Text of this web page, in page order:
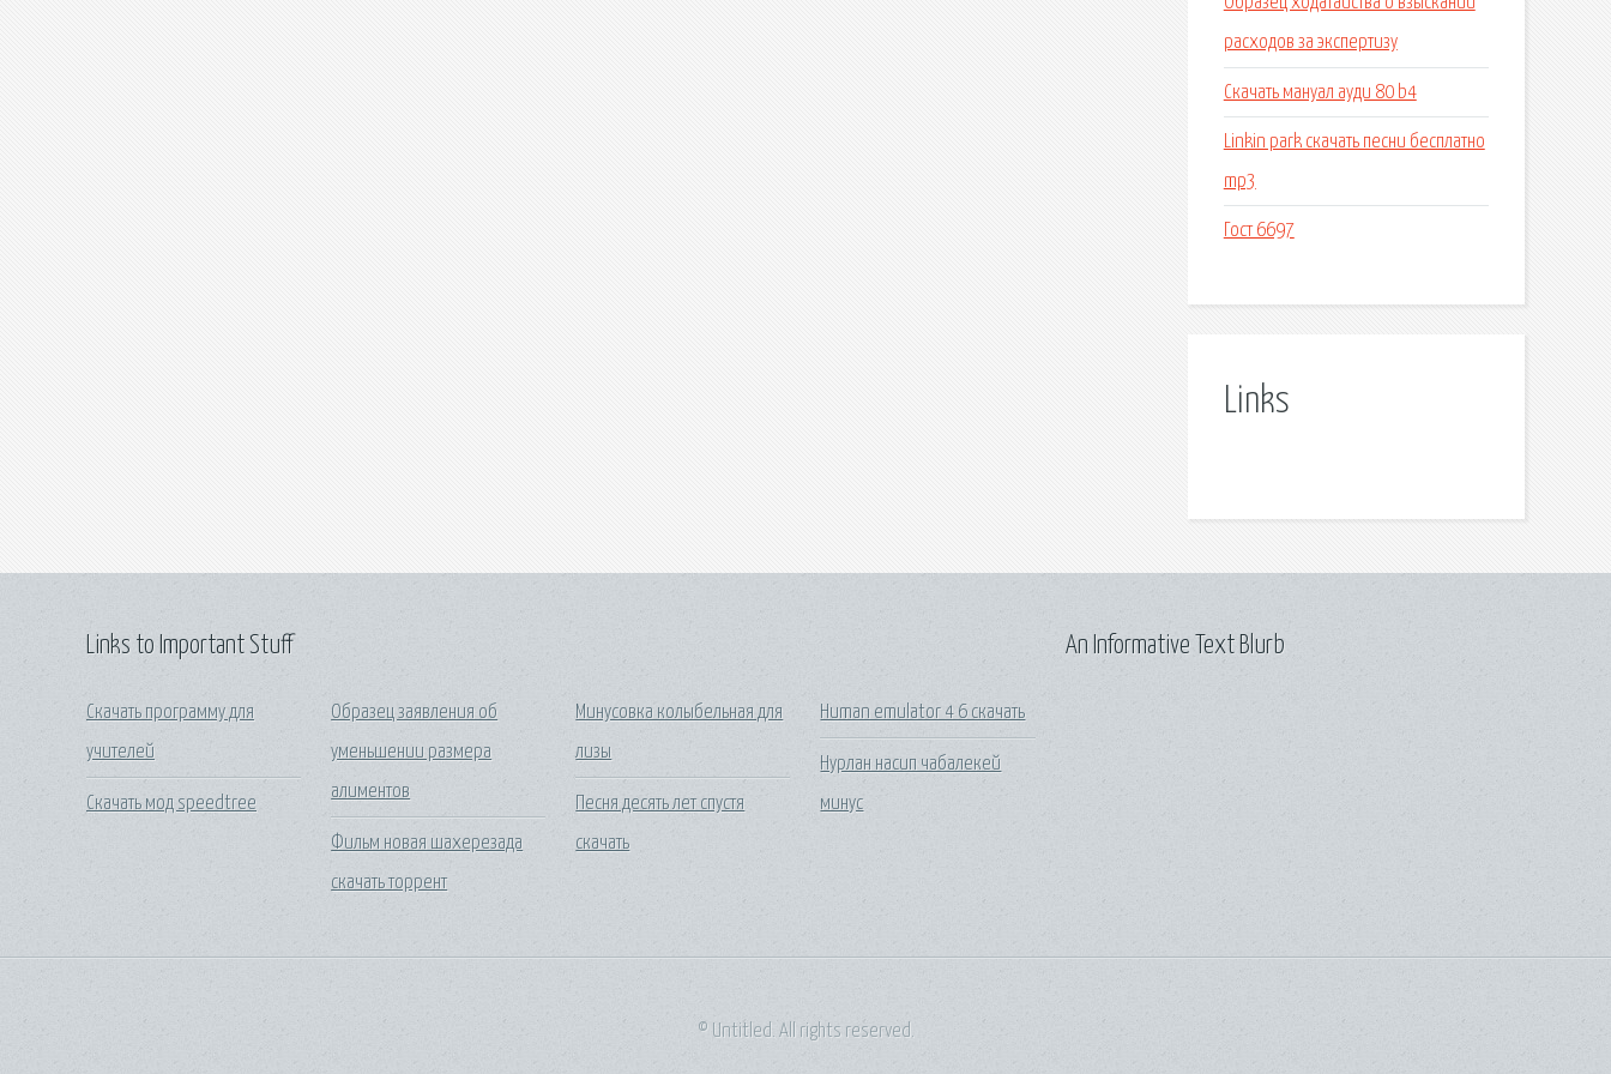
расходов за экспертизу
Скачать мануал ауди 80 b4
Linkin park скачать песни бесплатно
mp3
Гост 6697
Links
Links to Important Stuff
Скачать программу для
учителей
Скачать мод speedtree
Образец заявления об
уменьшении размера
алиментов
Фильм новая шахерезада
скачать торрент
Минусовка колыбельная для
лизы
Песня десять лет спустя
скачать
Human emulator 4 6 скачать
Нурлан насип чабалекей
минус
An Informative Text Blurb
© Untitled. All rights reserved.